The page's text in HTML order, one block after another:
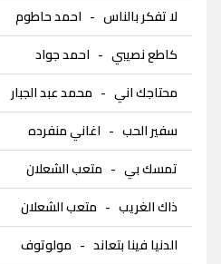
لا تفكر بالناس - احمد حاطوم
كاطع نصيبي - احمد جواد
محتاجك اني - محمد عبد الجبار
سفير الحب - اغاني منفرده
تمسك بي - متعب الشعلان
ذاك الغريب - متعب الشعلان
الدنيا فينا بتعاند - مولوتوف